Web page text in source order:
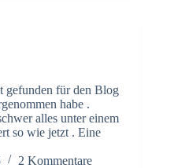
gefunden für den Blog
habe .
alles unter einem
so wie jetzt . Eine
2 Kommentare